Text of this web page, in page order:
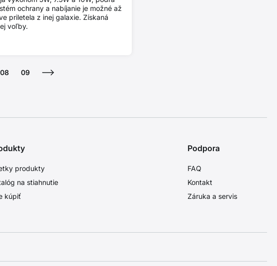
ochrany a nabíjanie je možné až
priletela z inej galaxie. Získaná
voľby.
08 09
produkty
na stiahnutie
kúpiť
Podpora
FAQ
Kontakt
Záruka a servis